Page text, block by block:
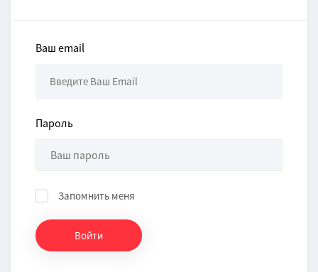
Ваш email
Пароль
Запомнить меня
Войти